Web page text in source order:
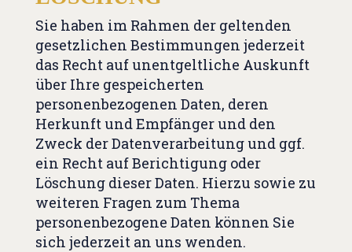
Sie haben im Rahmen der geltenden
gesetzlichen Bestimmungen jederzeit
das Recht auf unentgeltliche Auskunft
über Ihre gespeicherten
personenbezogenen Daten, deren
Herkunft und Empfänger und den
Zweck der Datenverarbeitung und ggf.
ein Recht auf Berichtigung oder
Löschung dieser Daten. Hierzu sowie zu
weiteren Fragen zum Thema
personenbezogene Daten können Sie
sich jederzeit an uns wenden.